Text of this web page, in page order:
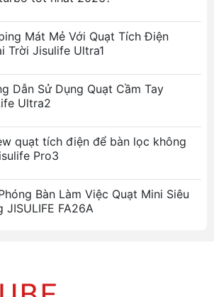
mẽ, dễ dàng tùy chỉnh theo nhu
dụng của bạn.
ái:
vận hành êm ái, gần như không
làm việc, học tập hoặc nghỉ
không bị làm phiền.
Mát Mẻ Với Quạt Tích Điện
Trời Jisulife Ultra1
Dẫn Sử Dụng Quạt Cầm Tay
Ultra2
quạt tích điện để bàn lọc không
Pro3
Bàn Làm Việc Quạt Mini Siêu
JISULIFE FA26A